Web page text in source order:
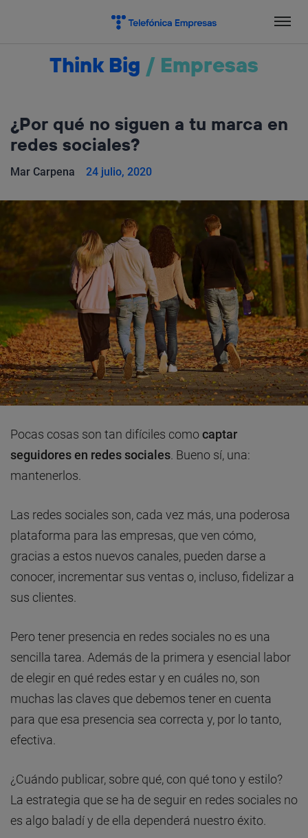
Think Big / Empresas
¿Por qué no siguen a tu marca en
redes sociales?
Mar Carpena 24 julio, 2020
Pocas cosas son tan difíciles comocaptar
seguidores en redes sociales. Bueno sí, una:
mantenerlos.
Las redes sociales son, cada vez más, una poderosa
plataforma para las empresas, que ven cómo,
gracias a estos nuevos canales, pueden darse a
conocer, incrementar sus ventas o, incluso, fidelizar a
sus clientes.
Pero tener presencia en redes sociales no es una
sencilla tarea. Además de la primera y esencial labor
de elegir en qué redes estar y en cuáles no, son
muchas las claves que debemos tener en cuenta
para que esa presencia sea correcta y, por lo tanto,
efectiva.
¿Cuándo publicar, sobre qué, con qué tono y estilo?
La estrategia que se ha de seguir en redes sociales no
es algo baladí y de ella dependerá nuestro éxito.